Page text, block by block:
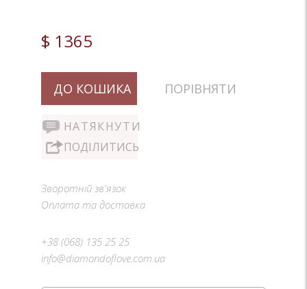
$ 1365
ДО КОШИКА ПОРІВНЯТИ
НАТЯКНУТИ
ПОДІЛИТИСЬ
Зворотній зв'язок
Оплата та доставка
+38 (068) 135 25 25
info@diamondoflove.com.ua